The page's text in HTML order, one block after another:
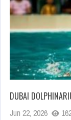
DUBAI
Jun 22, 2026